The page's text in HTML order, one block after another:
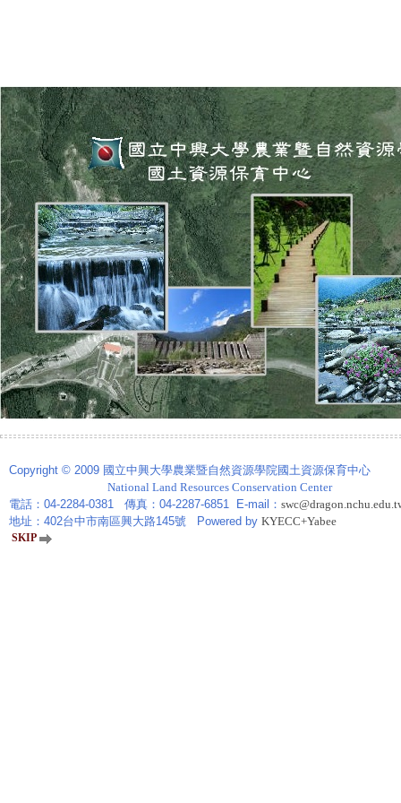
Copyright © 2009 國立中興大學農業暨自然資源學院國土資源保育中心
National Land Resources Conservation Center
電話：04-2284-0381 傳真：04-2287-6851 E-mail：
地址：402台中市南區興大路145號 Powered by KYECC+Yabee
SKIP